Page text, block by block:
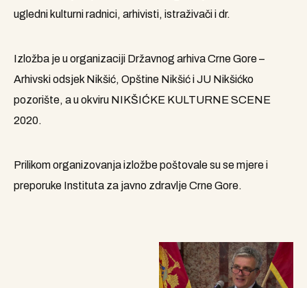
ugledni kulturni radnici, arhivisti, istraživači i dr.
Izložba je u organizaciji Državnog arhiva Crne Gore –
Arhivski odsjek Nikšić, Opštine Nikšić i JU Nikšićko
pozorište, a u okviru NIKŠIĆKE KULTURNE SCENE
2020.
Prilikom organizovanja izložbe poštovale su se mjere i
preporuke Instituta za javno zdravlje Crne Gore.